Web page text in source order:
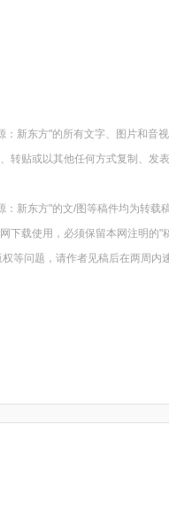
：新东方"的所有文字、图片和音
转贴或以其他任何方式复制、发
：新东方"的文/图等稿件均为转
下载使用，必须保留本网注明的"
等问题，请作者见稿后在两周内